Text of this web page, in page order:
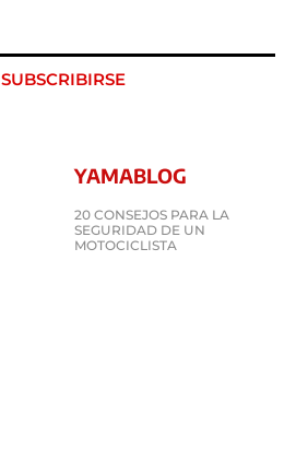
SUBSCRIBIRSE
YAMABLOG
20 CONSEJOS PARA LA
SEGURIDAD DE UN
MOTOCICLISTA